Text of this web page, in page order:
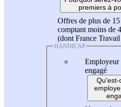
premiers à
Offres de plus de
comptant moins de
(dont France
HANDICAP
Employeur
engagé
Qu'est-